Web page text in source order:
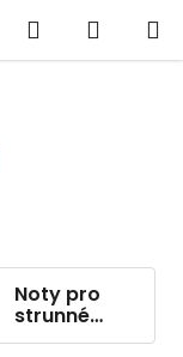
Hledat
KOŠÍK
Noty pro
strunné
nástroje